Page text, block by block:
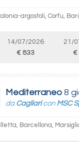
argostoli, Corfu,
14/07/2026
€ 833
21/
€
Mediterraneo 8
da Cagliaricon MSC
Barcellona,